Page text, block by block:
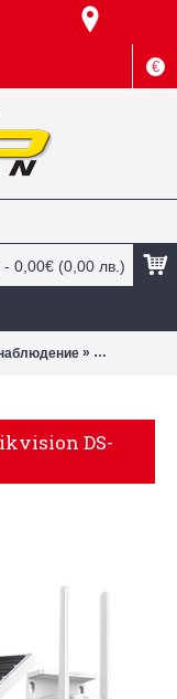
€
- 0,00€ (0,00 лв.)
» Wi-Fi камери
DS-